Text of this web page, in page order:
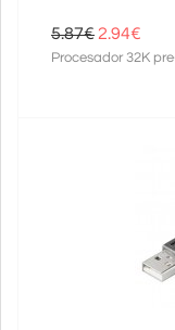
5.87€ 2.94€
Procesador 32K